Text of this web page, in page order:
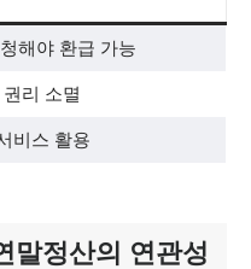
해야 환급 가능
리 소멸
비스 활용
말정산의 연관성